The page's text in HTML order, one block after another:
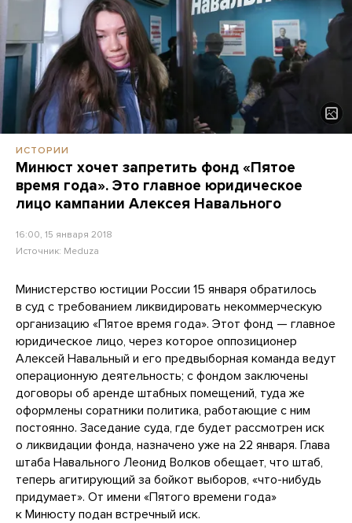
ИСТОРИИ
Минюст хочет запретить фонд «Пятое
время года». Это главное юридическое
лицо кампании Алексея Навального
16:00, 15 января 2018
Источник: Meduza
Министерство юстиции России 15 января обратилось
в суд с требованием ликвидировать некоммерческую
организацию «Пятое время года». Этот фонд — главное
юридическое лицо, через которое оппозиционер
Алексей Навальный и его предвыборная команда ведут
операционную деятельность; с фондом заключены
договоры об аренде штабных помещений, туда же
оформлены соратники политика, работающие с ним
постоянно. Заседание суда, где будет рассмотрен иск
о ликвидации фонда, назначено уже на 22 января. Глава
штаба Навального Леонид Волков обещает, что штаб,
теперь агитирующий за бойкот выборов, «что-нибудь
придумает». От имени «Пятого времени года»
к Минюсту подан встречный иск.